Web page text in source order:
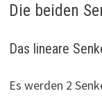
Die beiden
Das lineare
Es werden 2